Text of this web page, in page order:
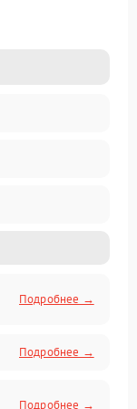
Подробнее →
Подробнее →
Подробнее →